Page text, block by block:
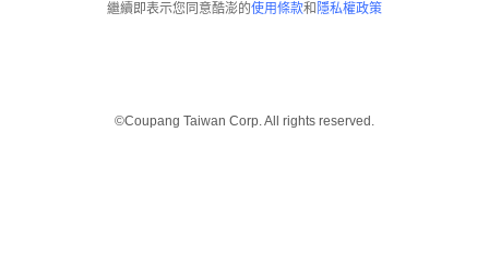
繼續即表示您同意酷澎的使用條款和 隱私權政策
©Coupang Taiwan Corp. All rights reserved.